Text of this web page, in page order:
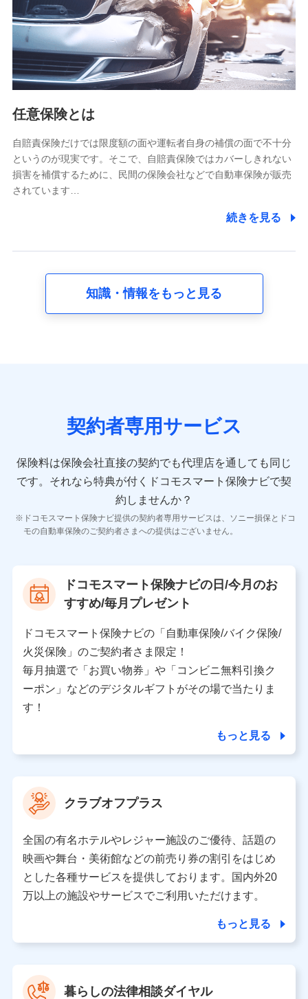
基本情報
氏名、電話番号、メールアドレス、お客さまの識別子、
属性、連絡先、dポイントサービスのご利用に関する情
報。例として、dポイントカード番号、性別、年齢、家族
構成、住所、dポイント残高、dポイント利用履歴などが
含まれます。
当社又は株式会社NTTドコモが提供する各種サービスな
又は株式会社NTTドコモが提供する各種サービスのご契
約状態・ご利用履歴インターネット利用時の行動に関す
る情報、アプリケーション利用時の行動に関する情報、
購入されたサービスや商品の名称・購入場所・決済に関
する情報、アンケートの回答に関する情報などが含まれ
の内容、保険料、保険料のお支払方法、車のメーカーや
走行距離などの情報、建物の構造や築年数などの情報、
険契約に関する情報。例として、保険契約者及び被保険
者の氏名、住所、生年月日、性別、保険契約者と被保険
報、建物の構造や築年数などの情報、ペットの種類や年
齢などの情報などが含まれます。
【共同して利用する者の範囲】
当社
当社又は株式会社NTTドコモが提供する保険関連サービ
スにおけるユーザ登録受付および管理のため
を受けている保険会社・提携会社の保険その他に関する
情報を提供するため、また維持管理等の委託業務遂行の
ため、またそれらに付帯、関連する当社、株式会社NTT
ドコモおよび提携会社のサービスを案内、提供するため
（各サービスで取得したサービス利用履歴、ウェブサイ
トの閲覧履歴、購買履歴、ご契約内容等のパーソナルデ
ータを分析して、お客さまの趣味・嗜好・傾向に応じた
上記に係る案内・手続き・管理等付帯業務を行うため
【当該個人データの管理について責任を有する者の名称・住
所・代表者名】
当該個人データを取り扱う各共同利用者（詳細は次のとお
り）
東京都千代田区永田町2丁目11番1号 山王パークタワー
株式会社NTTドコモ 代表取締役社長 前田 義晃
東京都中央区日本橋人形町2-14-10 アーバンネット日本橋
ビル 3F
任意保険とは
自賠責保険だけでは限度額の面や運転者自身の補償の面で不十分
というのが現実です。そこで、自賠責保険ではカバーしきれない
損害を補償するために、民間の保険会社などで自動車保険が販売
されています…
続きを見る
知識・情報をもっと見る
契約者専用サービス
保険料は保険会社直接の契約でも代理店を通しても同じ
です。 それなら特典が付くドコモスマート保険ナビで契
約しませんか？
ドコモスマート保険ナビ提供の契約者専用サービスは、ソニー損保とドコ
モの自動車保険のご契約者さまへの提供はございません。
ドコモスマート保険ナビの日/今月のお
すすめ/毎月プレゼント
ドコモスマート保険ナビの「自動車保険/バイク保険/
火災保険」のご契約者さま限定！
毎月抽選で「お買い物券」や「コンビニ無料引換ク
ーポン」などのデジタルギフトがその場で当たりま
す！
もっと見る
クラブオフプラス
全国の有名ホテルやレジャー施設のご優待、話題の
映画や舞台・美術館などの前売り券の割引をはじめ
とした各種サービスを提供しております。国内外20
万以上の施設やサービスでご利用いただけます。
もっと見る
暮らしの法律相談ダイヤル